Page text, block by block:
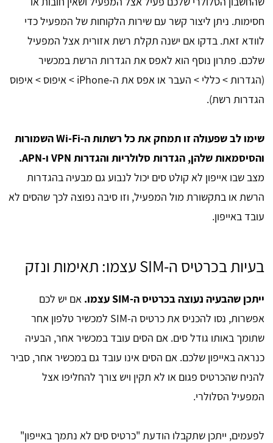
חסימות. ניתן ליצור קשר עם שירות הלקוחות של המפעיל כדי
לוודא זאת. בדקו אם ישנה תקלת רשת אזורית אצל המפעיל
שלכם. פתרון נוסף הוא לאפס את הגדרות הרשת במכשיר
(הגדרות > כללי > העבר או אפס את ה-iPhone > איפוס > איפוס
הגדרות רשת).
שימו לב שפעולה זו תמחק את כל רשתות ה-Wi-Fi השמורות
והסיסמאות שלהן, הגדרות סלולריות והגדרות VPN ו-APN.
מצב שבו אייפון לא קולט סים יכול לנבוע גם מבעיה בהגדרות
הרשת או בתקשורת מול המפעיל, וזו סיבה נפוצה לכך שהסים לא
עובד באייפון.
בעיות בכרטיס ה-SIM עצמו: תאימות ונזק
ייתכן שהבעיה נעוצה בכרטיס ה-SIM עצמו.
אם יש לכם
אפשרות, נסו להכניס את כרטיס ה-SIM למכשיר טלפון אחר
שתומך באותו גודל סים. אם הסים עובד במכשיר אחר, הבעיה
כנראה באייפון שלכם. אם הסים אינו עובד גם במכשיר אחר, סביר
להניח שהכרטיס פגום או לא תקין ויש צורך להחליפו אצל
המפעיל הסלולרי.
לפעמים, ייתכן שתקבלו הודעת "כרטיס סים לא נתמך באייפון"